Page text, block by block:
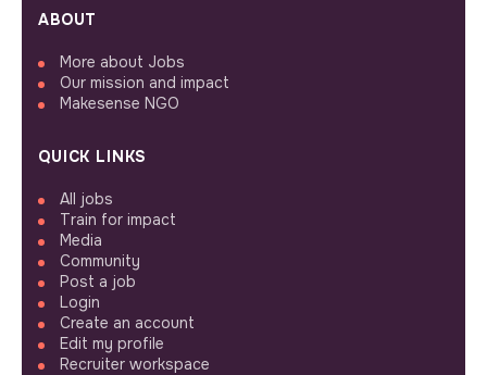
ABOUT
More about Jobs
Our mission and impact
Makesense NGO
QUICK LINKS
All jobs
Train for impact
Media
Community
Post a job
Login
Create an account
Edit my profile
Recruiter workspace